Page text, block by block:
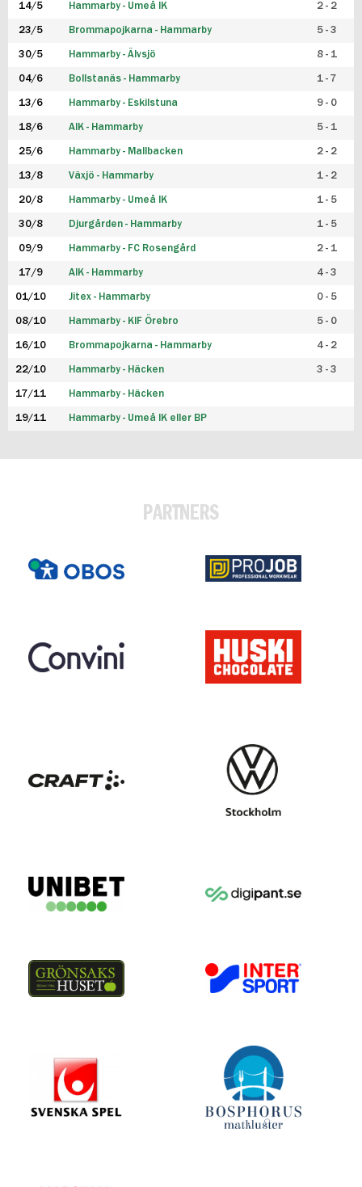
14/5 Hammarby - Umeå IK 2 - 2
23/5 Brommapojkarna - Hammarby 5 - 3
30/5 Hammarby - Älvsjö 8 - 1
04/6 Bollstanäs - Hammarby 1 - 7
13/6 Hammarby - Eskilstuna 9 - 0
18/6 AIK - Hammarby 5 - 1
25/6 Hammarby - Mallbacken 2 - 2
13/8 Växjö - Hammarby 1 - 2
20/8 Hammarby - Umeå IK 1 - 5
30/8 Djurgården - Hammarby 1 - 5
09/9 Hammarby - FC Rosengård 2 - 1
17/9 AIK - Hammarby 4 - 3
01/10 Jitex - Hammarby 0 - 5
08/10 Hammarby - KIF Örebro 5 - 0
16/10 Brommapojkarna - Hammarby 4 - 2
22/10 Hammarby - Häcken 3 - 3
17/11 Hammarby - Häcken
19/11 Hammarby - Umeå IK eller BP
PARTNERS